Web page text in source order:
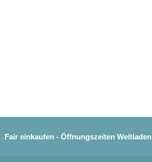
Fair einkaufen - Öffnungszeiten Weltladen